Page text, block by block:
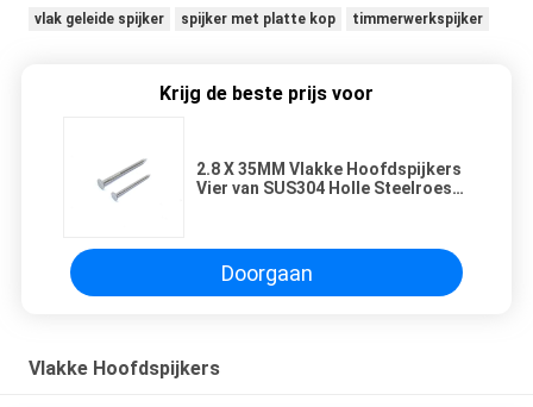
vlak geleide spijker spijker met platte kop timmerwerkspijker
Krijg de beste prijs voor
2.8 X 35MM Vlakke Hoofdspijkers
Vier van SUS304 Holle Steelroest -
Doorgaan
Vlakke Hoofdspijkers